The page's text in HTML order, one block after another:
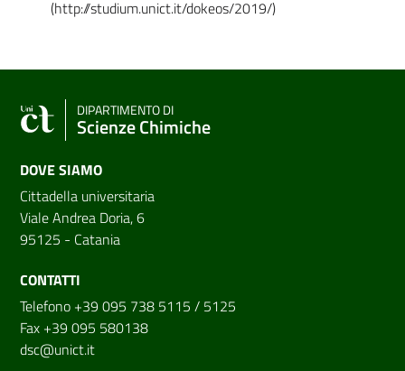
(http://studium.unict.it/dokeos/2019/)
DIPARTIMENTO DI
Scienze Chimiche
DOVE SIAMO
Cittadella universitaria
Viale Andrea Doria, 6
95125 - Catania
CONTATTI
Telefono +39 095 738 5115 / 5125
Fax +39 095 580138
dsc@unict.it